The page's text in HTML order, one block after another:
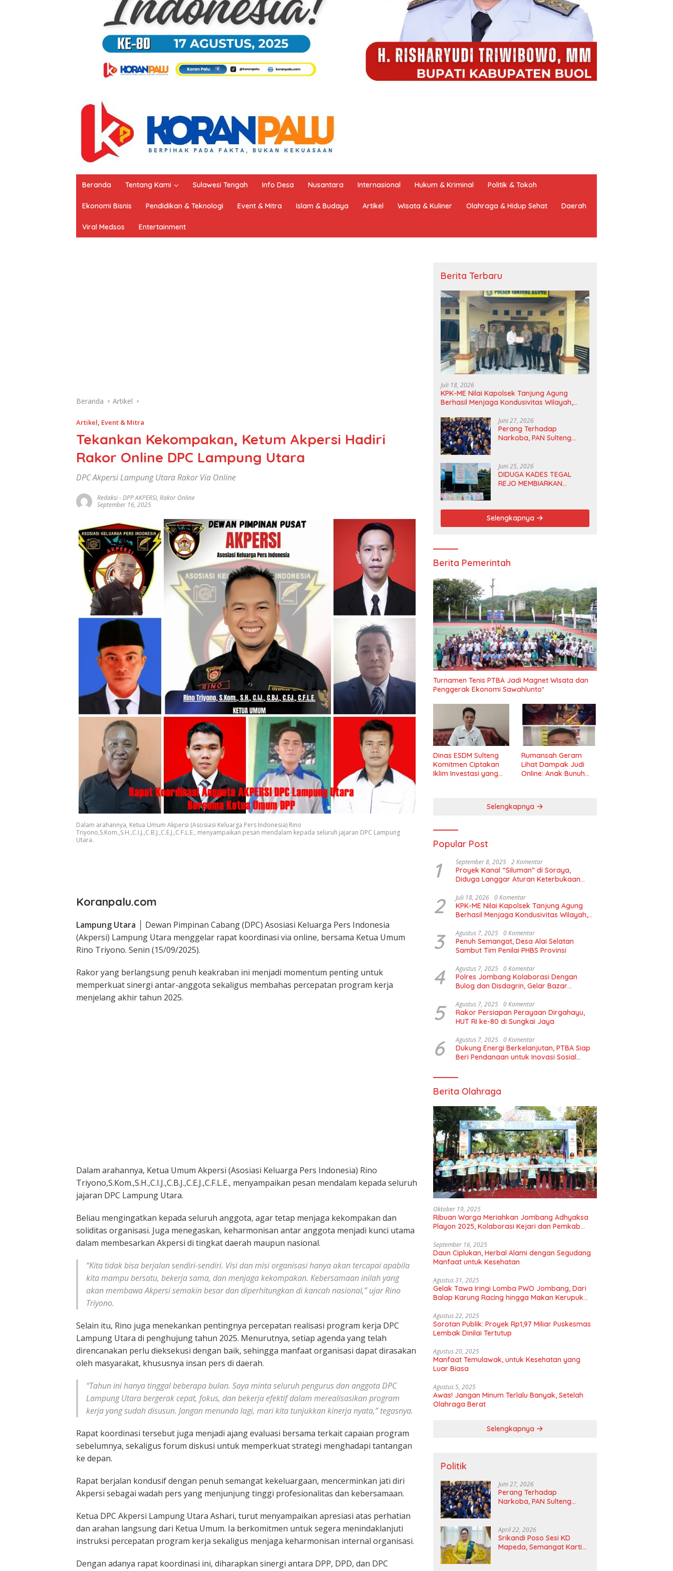
Beranda Tentang Kami Sulawesi Tengah Info Desa Nusantara Internasional Hukum & Kriminal Politik & Tokoh
Ekonomi Bisnis Pendidikan & Teknologi Event & Mitra Islam & Budaya Artikel Wisata & Kuliner Olahraga & Hidup Sehat Daerah
Viral Medsos Entertainment
Beranda Artikel
Artikel, Event & Mitra
Tekankan Kekompakan, Ketum Akpersi Hadiri
Rakor Online DPC Lampung Utara
DPC Akpersi Lampung Utara Rakor Via Online
Redaksi-DPP AKPERSI, Rakor Online
September 16, 2025
Dalam arahannya, Ketua Umum Akpersi (Asosiasi Keluarga Pers Indonesia) Rino
Triyono,S.Kom.,S.H.,C.I.J.,C.B.J.,C.E.J.,C.F.L.E., menyampaikan pesan mendalam kepada seluruh jajaran DPC Lampung
Utara.
Koranpalu.com
Lampung Utara
Dewan Pimpinan Cabang (DPC) Asosiasi Keluarga Pers Indonesia
(Akpersi) Lampung Utara menggelar rapat koordinasi via online, bersama Ketua Umum
Rino Triyono. Senin (15/09/2025).
Rakor yang berlangsung penuh keakraban ini menjadi momentum penting untuk
memperkuat sinergi antar-anggota sekaligus membahas percepatan program kerja
menjelang akhir tahun 2025.
Dalam arahannya, Ketua Umum Akpersi (Asosiasi Keluarga Pers Indonesia) Rino
Triyono,S.Kom.,S.H.,C.I.J.,C.B.J.,C.E.J.,C.F.L.E., menyampaikan pesan mendalam kepada seluruh
jajaran DPC Lampung Utara.
Beliau mengingatkan kepada seluruh anggota, agar tetap menjaga kekompakan dan
soliditas organisasi. Juga menegaskan, keharmonisan antar anggota menjadi kunci utama
dalam membesarkan Akpersi di tingkat daerah maupun nasional.
“Kita tidak bisa berjalan sendiri-sendiri. Visi dan misi organisasi hanya akan tercapai apabila
kita mampu bersatu, bekerja sama, dan menjaga kekompakan. Kebersamaan inilah yang
akan membawa Akpersi semakin besar dan diperhitungkan di kancah nasional,” ujar Rino
Triyono.
Selain itu, Rino juga menekankan pentingnya percepatan realisasi program kerja DPC
Lampung Utara di penghujung tahun 2025. Menurutnya, setiap agenda yang telah
direncanakan perlu dieksekusi dengan baik, sehingga manfaat organisasi dapat dirasakan
oleh masyarakat, khususnya insan pers di daerah.
“Tahun ini hanya tinggal beberapa bulan. Saya minta seluruh pengurus dan anggota DPC
Lampung Utara bergerak cepat, fokus, dan bekerja efektif dalam merealisasikan program
kerja yang sudah disusun. Jangan menunda lagi, mari kita tunjukkan kinerja nyata,” tegasnya.
Rapat koordinasi tersebut juga menjadi ajang evaluasi bersama terkait capaian program
sebelumnya, sekaligus forum diskusi untuk memperkuat strategi menghadapi tantangan
ke depan.
Rapat berjalan kondusif dengan penuh semangat kekeluargaan, mencerminkan jati diri
Akpersi sebagai wadah pers yang menjunjung tinggi profesionalitas dan kebersamaan.
Ketua DPC Akpersi Lampung Utara Ashari, turut menyampaikan apresiasi atas perhatian
dan arahan langsung dari Ketua Umum. Ia berkomitmen untuk segera menindaklanjuti
instruksi percepatan program kerja sekaligus menjaga keharmonisan internal organisasi.
Dengan adanya rapat koordinasi ini, diharapkan sinergi antara DPP, DPD, dan DPC
Berita Terbaru
Juli 18, 2026
KPK-ME Nilai Kapolsek Tanjung Agung
Berhasil Menjaga Kondusivitas Wilayah,
Langsung
Juni 27, 2026
Perang Terhadap
Narkoba, PAN Sulteng
DPD
Juni 25, 2026
DIDUGA KADES TEGAL
REJO MEMBIARKAN
Selengkapnya
Berita Pemerintah
Turnamen Tenis PTBA Jadi Magnet Wisata dan
Penggerak Ekonomi Sawahlunto*
Dinas ESDM Sulteng
Komitmen Ciptakan
Iklim Investasi yang
Rumansah Geram
Lihat Dampak Judi
Online: Anak Bunuh
Selengkapnya
Popular Post
1 September 8, 2025 2 Komentar
Proyek Kanal “Siluman” di Soraya,
Diduga Langgar Aturan Keterbukaan
2 Juli 18, 2026 0 Komentar
KPK-ME Nilai Kapolsek Tanjung Agung
Berhasil Menjaga Kondusivitas Wilayah,
Langsung
3 Agustus 7, 2025 0 Komentar
Penuh Semangat, Desa Alai Selatan
Sambut Tim Penilai PHBS Provinsi
4 Agustus 7, 2025 0 Komentar
Polres Jombang Kolaborasi Dengan
Bulog dan Disdagrin, Gelar Bazar
5 Agustus 7, 2025 0 Komentar
Rakor Persiapan Perayaan Dirgahayu,
HUT RI ke-80 di Sungkai Jaya
6 Agustus 7, 2025 0 Komentar
Dukung Energi Berkelanjutan, PTBA Siap
Beri Pendanaan untuk Inovasi Sosial
Berita Olahraga
Oktober 19, 2025
Ribuan Warga Meriahkan Jombang Adhyaksa
Playon 2025, Kolaborasi Kejari dan Pemkab
September 16, 2025
Daun Ciplukan, Herbal Alami dengan Segudang
Manfaat untuk Kesehatan
Agustus 31, 2025
Gelak Tawa Iringi Lomba PWO Jombang, Dari
Balap Karung Racing hingga Makan Kerupuk
Agustus 22, 2025
Sorotan Publik: Proyek Rp1,97 Miliar Puskesmas
Lembak Dinilai Tertutup
Agustus 20, 2025
Manfaat Temulawak, untuk Kesehatan yang
Luar Biasa
Agustus 5, 2025
Awas! Jangan Minum Terlalu Banyak, Setelah
Olahraga Berat
Selengkapnya
Politik
Juni 27, 2026
Perang Terhadap
Narkoba, PAN Sulteng
DPD
April 22, 2026
Srikandi Poso Sesi KD
Mapeda, Semangat Kartini